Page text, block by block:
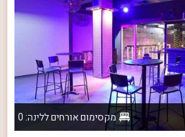
מקסימום אורחים ללינה: 0